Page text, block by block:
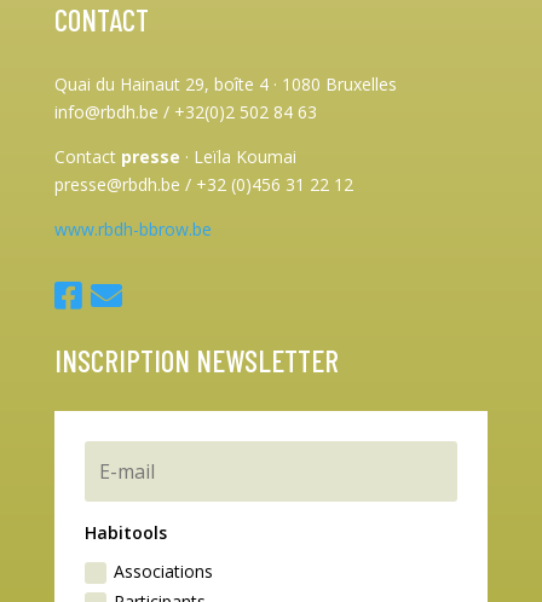
CONTACT
Quai du Hainaut 29, boîte 4 · 1080 Bruxelles
info@rbdh.be / +32(0)2 502 84 63
Contact presse · Leïla Koumai
presse@rbdh.be / +32 (0)456 31 22 12
www.rbdh-bbrow.be
INSCRIPTION NEWSLETTER
Habitools
Associations